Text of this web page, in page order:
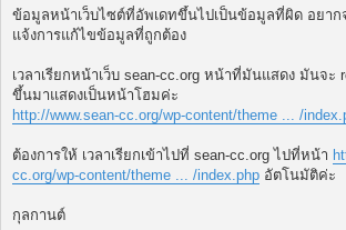
พ
ส
ต์
ข้อมูลหน้าเว็บไซต์ที่อัพเดทขึ้นไปเป็นข้อมูลที่ผิด อยาก
แจ้งการแก้ไขข้อมูลที่ถูกต้อง
เวลาเรียกหน้าเว็บ sean-cc.org หน้าที่มันแสดง มันจะ
ขึ้นมาแสดงเป็นหน้าโฮมค่ะ
http://www.sean-cc.org/wp-content/theme ... /
ต้องการให้ เวลาเรียกเข้าไปที่ sean-cc.org ไปที่หน้า
cc.org/wp-content/theme ... /index.php อัตโนมัติค่ะ
กุลกานต์